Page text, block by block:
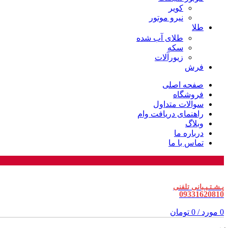
کویر
نیرو موتور
طلا
طلای آب شده
سکه
زیورآلات
فرش
صفحه اصلی
فروشگاه
سوالات متداول
راهنمای دریافت وام
وبلاگ
درباره ما
تماس با ما
پـشـتـیـبانی تلفنی
09331620810
0 مورد /
0 تومان